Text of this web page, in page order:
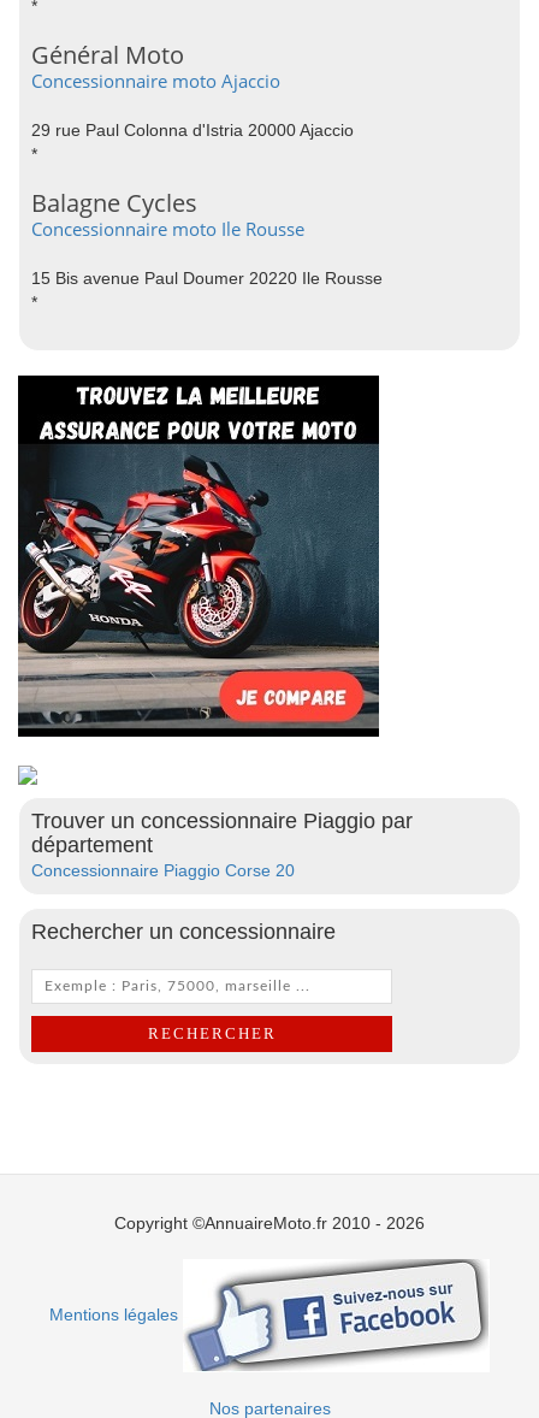
*
Général Moto
Concessionnaire moto Ajaccio
29 rue Paul Colonna d'Istria 20000 Ajaccio
*
Balagne Cycles
Concessionnaire moto Ile Rousse
15 Bis avenue Paul Doumer 20220 Ile Rousse
*
Trouver un concessionnaire Piaggio par
département
Concessionnaire Piaggio Corse 20
Rechercher un concessionnaire
Copyright ©AnnuaireMoto.fr 2010 - 2026
Mentions légales
Nos partenaires